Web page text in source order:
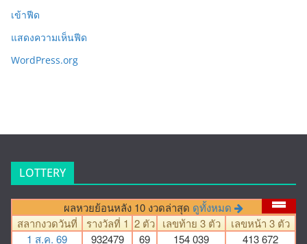
เข้าฟีด
แสดงความเห็นฟีด
WordPress.org
LOTTERY